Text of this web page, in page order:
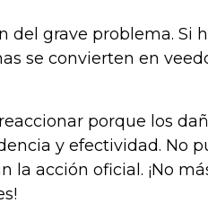
del grave problema. Si
se convierten en
porque los
y efectividad. No
la acción oficial. ¡No